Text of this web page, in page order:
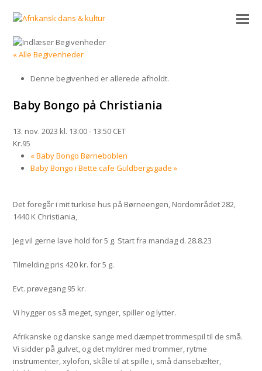
« Alle Begivenheder
Denne begivenhed er allerede afholdt.
Baby Bongo på Christiania
13. nov. 2023 kl. 13:00- 13:50 CET
Kr.95
«Baby Bongo Børneboblen
Baby Bongo i Bette cafe Guldbergsgade»
Det foregår i mit turkise hus på Børneengen, Nordområdet 282,
1440 K Christiania,
Jeg vil gerne lave hold for 5 g. Start fra mandag d. 28.8.23
Tilmelding pris 420 kr. for 5 g.
Evt. prøvegang 95 kr.
Vi hygger os så meget, synger, spiller og lytter.
Afrikanske og danske sange med dæmpet trommespil til de små.
Vi sidder på gulvet, og det myldrer med trommer, rytme
instrumenter, xylofon, skåle til at spille i, små dansebælter,